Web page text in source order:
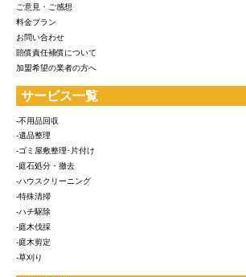
ご意見・ご感想
料金プラン
お問い合わせ
賠償責任補償について
加盟希望の業者の方へ
サービス一覧
-不用品回収
-遺品整理
-ゴミ屋敷整理･片付け
-庭石処分・撤去
-ハウスクリーニング
-特殊清掃
-ハチ駆除
-庭木伐採
-庭木剪定
-草刈り